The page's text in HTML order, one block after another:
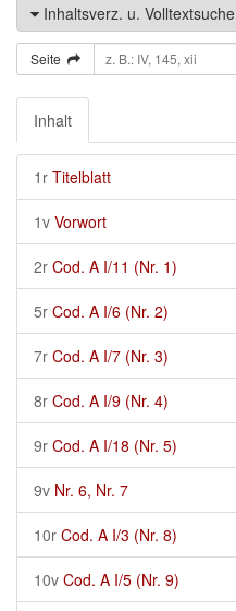
Inhaltsverz. u. Volltextsuche
Seite
Inhalt
1r Titelblatt
1v Vorwort
2r Cod. A I/11 (Nr. 1)
5r Cod. A I/6 (Nr. 2)
7r Cod. A I/7 (Nr. 3)
8r Cod. A I/9 (Nr. 4)
9r Cod. A I/18 (Nr. 5)
9v Nr. 6, Nr. 7
10r Cod. A I/3 (Nr. 8)
10v Cod. A I/5 (Nr. 9)